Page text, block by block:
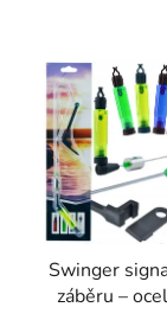
Swinger
záběru –